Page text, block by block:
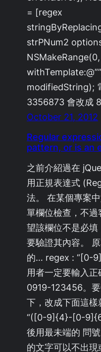
= [regex
strPNum2
modifiedString);
3356873 會改成
October 21, 2012
Regular
pattern, or is an
之前介紹過在
用正規表達式
法。 在某個專案
單欄位檢查，不
望該欄位不是必
要驗證其內容。
的… regex : “[0-
用者一定要輸入
0919-123456。
下，改成下面這
“([0-9]{4}-[0-
後用最未端的 問
的文字可以不出現